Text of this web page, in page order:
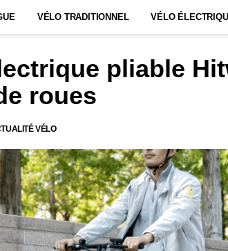
VÉLO TRADITIONNEL VÉLO
pliable
roues
VÉLO